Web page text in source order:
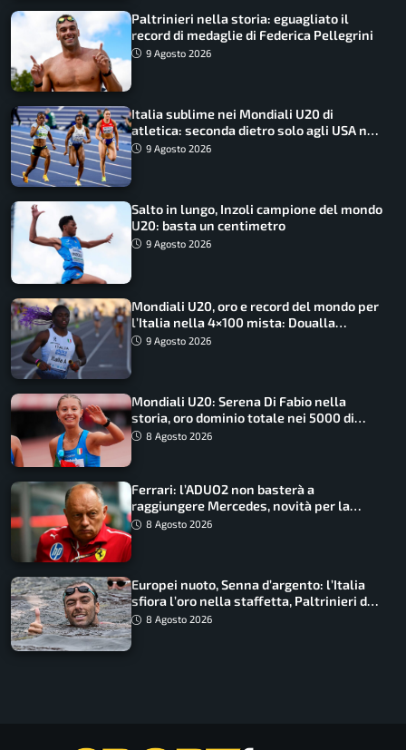
Paltrinieri nella storia: eguagliato il
record di medaglie di Federica Pellegrini
9 Agosto 2026
Italia sublime nei Mondiali U20 di
atletica: seconda dietro solo agli USA nel
medagliere
9 Agosto 2026
Salto in lungo, Inzoli campione del mondo
U20: basta un centimetro
9 Agosto 2026
Mondiali U20, oro e record del mondo per
l’Italia nella 4×100 mista: Doualla
straordinaria
9 Agosto 2026
Mondiali U20: Serena Di Fabio nella
storia, oro dominio totale nei 5000 di
marcia
8 Agosto 2026
Ferrari: l’ADUO2 non basterà a
raggiungere Mercedes, novità per la
Macarena
8 Agosto 2026
Europei nuoto, Senna d’argento: l’Italia
sfiora l’oro nella staffetta, Paltrinieri da
urlo, il bilancio azzurro
8 Agosto 2026